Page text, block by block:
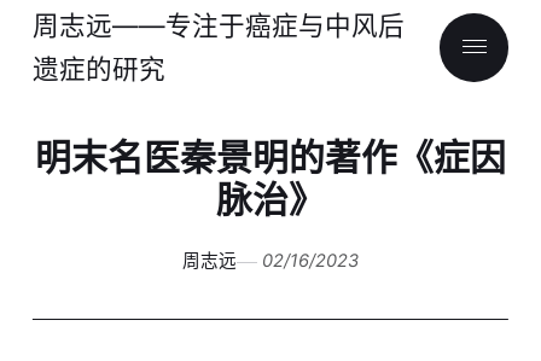
周志远——专注于癌症与中风后
遗症的研究
明末名医秦景明的著作《症因
脉治》
周志远 02/16/2023